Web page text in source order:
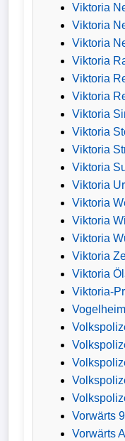
Viktoria
Viktoria
Viktoria
Viktoria
Viktoria
Viktoria
Viktoria
Viktoria
Viktoria
Viktoria
Viktoria
Viktoria
Viktoria
Viktoria
Viktoria
Viktoria
Viktoria-
Vorwärts
Vorwärts